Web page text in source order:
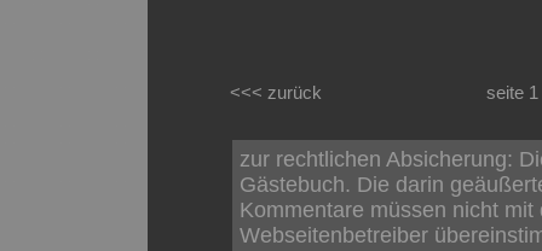
<<< zurück seite
zur rechtlichen Absicherung:
Gästebuch. Die darin
Kommentare müssen nicht mit
Webseitenbetreiber